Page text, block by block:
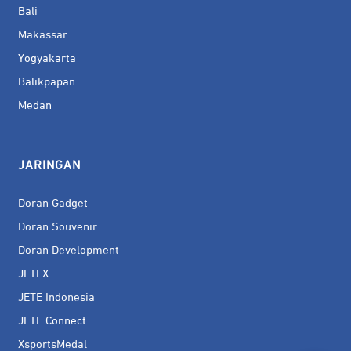
Bali
Makassar
Yogyakarta
Balikpapan
Medan
JARINGAN
Doran Gadget
Doran Souvenir
Doran Development
JETEX
JETE Indonesia
JETE Connect
XsportsMedal